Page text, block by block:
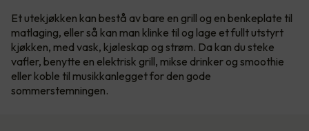
Et utekjøkken kan bestå av bare en grill og en benkeplate til
matlaging, eller så kan man klinke til og lage et fullt utstyrt
kjøkken, med vask, kjøleskap og strøm. Da kan du steke
vafler, benytte en elektrisk grill, mikse drinker og smoothie
eller koble til musikkanlegget for den gode
sommerstemningen.